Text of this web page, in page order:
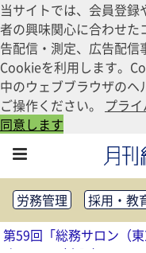
当サイトでは、会員登
者の興味関心に合わせ
告配信・測定、広告配
Cookieを利用します。
中のウェブブラウザのヘ
ご操作ください。 プラ
同意します
労務管理 採用・教
健康経営
働き方改
法務・コンプライア
第59回「総務サロン（